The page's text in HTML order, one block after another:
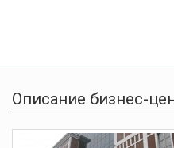
Описание бизнес-